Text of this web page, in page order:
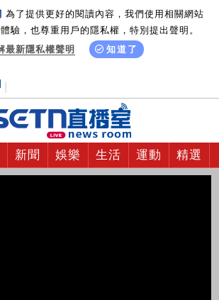
為了提供更好的閱讀內容，我們使用相關網站
驗，也尊重用戶的隱私權，特別提出聲明。
最新隱私權聲明
知道了
新聞 娛樂 生活 運動 精選